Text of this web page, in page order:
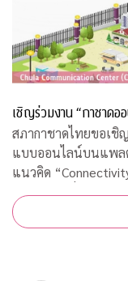
เชิญร่วมงาน “กาชาดอ
สภากาชาดไทยขอเชิ
แบบออนไลน์บนแพลตฟ
แนวคิด
ระหว่างวันที่ 19 –
เสด็จพระราชกุศลบำ